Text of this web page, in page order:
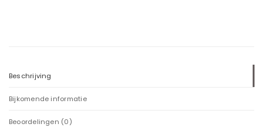
Beschrijving
Bijkomende informatie
Beoordelingen (0)